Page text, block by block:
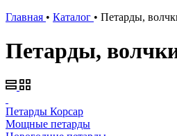
Главная • Каталог • Петарды,
Петарды,
Петарды Корсар
Мощные петарды